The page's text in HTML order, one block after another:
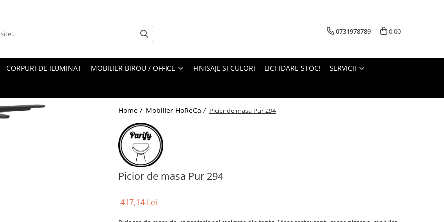
0731978789 0,00
CORPURI DE ILUMINAT MOBILIER BIROU / OFFICE FINISAJE SI CULORI LICHIDARE STOC! SERVICII
Home / Mobilier HoReCa / Picior de masa Pur 294
Picior de masa Pur 294
417,14 Lei